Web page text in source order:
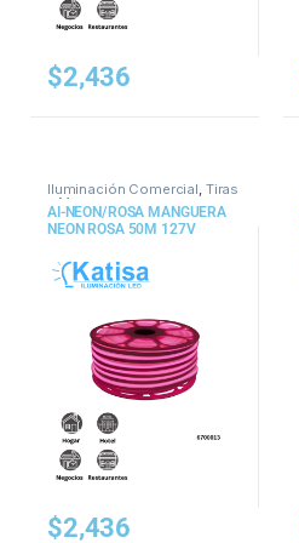
$2,436
Iluminación Comercial, Tiras
y Mangueras
AI-NEON/ROSA MANGUERA
NEON ROSA 50M 127V
$2,436